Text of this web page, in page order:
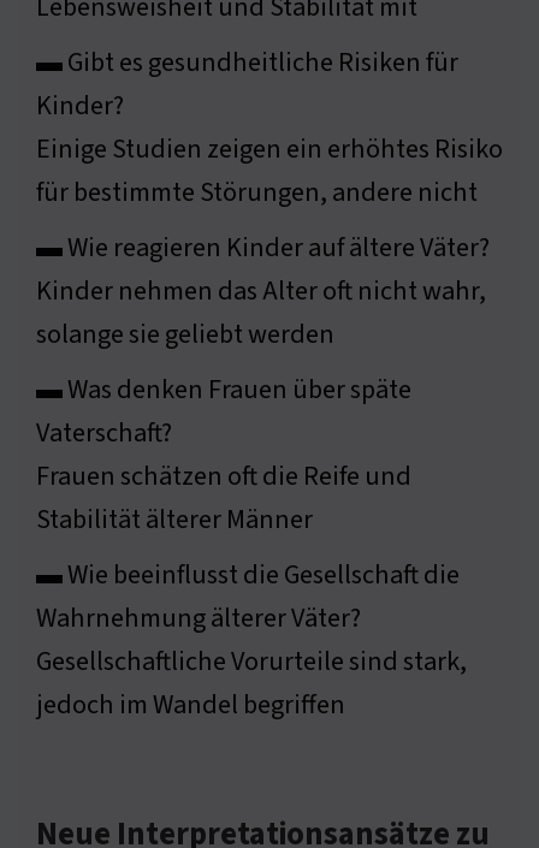
▬ Gibt es gesundheitliche Risiken für
Kinder?
Einige Studien zeigen ein erhöhtes Risiko
für bestimmte Störungen, andere nicht
▬ Wie reagieren Kinder auf ältere Väter?
Kinder nehmen das Alter oft nicht wahr,
solange sie geliebt werden
▬ Was denken Frauen über späte
Vaterschaft?
Frauen schätzen oft die Reife und
Stabilität älterer Männer
▬ Wie beeinflusst die Gesellschaft die
Wahrnehmung älterer Väter?
Gesellschaftliche Vorurteile sind stark,
jedoch im Wandel begriffen
Neue Interpretationsansätze zu